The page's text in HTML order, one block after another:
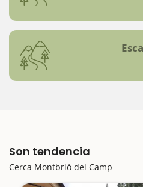
Son tendencia
Cerca Montbrió del Camp